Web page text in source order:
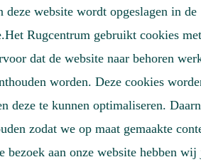
deze website wordt opgeslagen in de
Rugcentrum gebruikt cookies
dat de website naar behoren
worden. Deze cookies
deze te kunnen optimaliseren.
zodat we op maat gemaakte
bezoek aan onze website hebben wij